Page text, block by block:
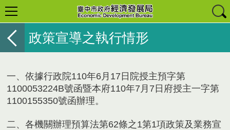
政策宣導之執行情形
一、依據行政院110年6月17日院授主預字第
1100053224B號函暨本府110年7月7日府授主一字第
1100155350號函辦理。
二、各機關辦理預算法第62條之1第1項政策及業務宣